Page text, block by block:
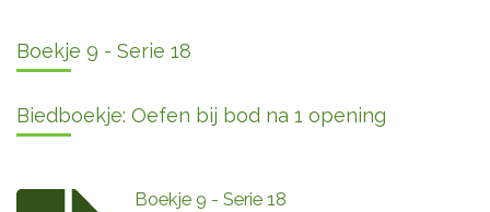
Boekje 9 - Serie 18
Biedboekje: Oefen bij bod na 1 opening
Boekje 9 - Serie 18